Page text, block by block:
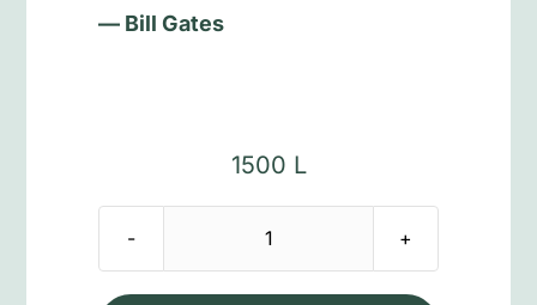
— Bill Gates
1500 L
Sasi